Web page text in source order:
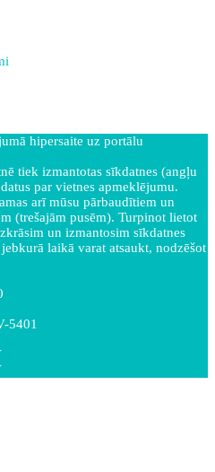
hipersaite uz portālu
tiek izmantotas sīkdatnes (angļu
par vietnes apmeklējumu.
arī mūsu pārbaudītiem un
(trešajām pusēm). Turpinot lietot
un izmantosim sīkdatnes
laikā varat atsaukt, nodzēšot
5401